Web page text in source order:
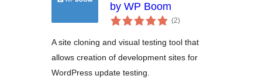
by WP Boom
(2個
の
価
)
A site cloning and visual testing tool that
allows creation of development sites for
WordPress update testing.